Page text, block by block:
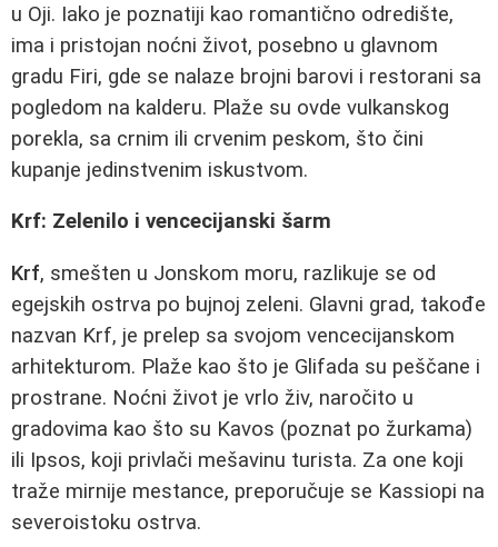
u Oji. Iako je poznatiji kao romantično odredište,
ima i pristojan noćni život, posebno u glavnom
gradu Firi, gde se nalaze brojni barovi i restorani sa
pogledom na kalderu. Plaže su ovde vulkanskog
porekla, sa crnim ili crvenim peskom, što čini
kupanje jedinstvenim iskustvom.
Krf: Zelenilo i vencecijanski šarm
Krf, smešten u Jonskom moru, razlikuje se od
egejskih ostrva po bujnoj zeleni. Glavni grad, takođe
nazvan Krf, je prelep sa svojom vencecijanskom
arhitekturom. Plaže kao što je Glifada su peščane i
prostrane. Noćni život je vrlo živ, naročito u
gradovima kao što su Kavos (poznat po žurkama)
ili Ipsos, koji privlači mešavinu turista. Za one koji
traže mirnije mestance, preporučuje se Kassiopi na
severoistoku ostrva.